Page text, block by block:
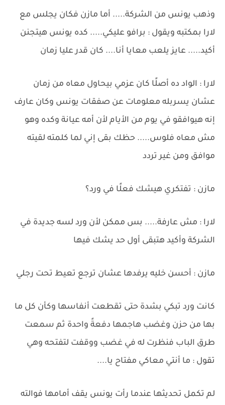
وذهب يونس من الشركة..... أما مازن فكان يجلس مع
لارا بمكتبه ويقول : برافو عليكي..... كده يونس هيتجنن
أكيد..... عايز يلعب معايا أنا.... كان قدر عليا زمان
لارا : الواد ده أصلًا كان عزمي بيحاول معاه من زمان
عشان يسربله معلومات عن صفقات يونس وكان عارف
إنه هيوافقو في يوم من الأيام لأن أمه عيانة وكده وهو
مش معاه فلوس..... حظك بقى إني لما كلمته لقيته
موافق ومن غير تردد
مازن : تفتكري هيشك فعلًا في ورد؟
لارا : مش عارفة..... بس ممكن لأن ورد لسه جديدة في
الشركة وأكيد هتبقى أول حد يشك فيها
مازن : أحسن خليه يرفدها عشان ترجع تعيط تحت رجلي
كانت ورد تبكي بشدة حتى تقطعت أنفاسها وكأن كل ما
بها من حزن وغضب هاجمها دفعةً واحدة ثم سمعت
طرق الباب فنظرت له في غضب ووقفت لتفتحه وهي
تقول : ما أنتي معاكي مفتاح يا....
لم تكمل تحديثها عندما رأت يونس يقف أمامها فوالته